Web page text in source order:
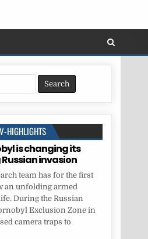
HIGHLIGHTS
is changing its
invasion
team has for the first
an unfolding armed
During the Russian
Exclusion Zone in
camera traps to